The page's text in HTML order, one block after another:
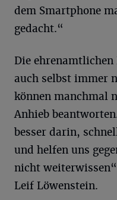
dem Smartphone
gedacht.“
Die
auch selbst immer
können manchmal
Anhieb
besser darin,
und helfen uns
nicht
Leif Löwenstein.